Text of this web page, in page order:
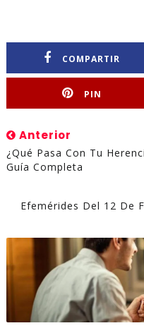
COMPARTIR
PIN
Anterior
¿Qué Pasa Con Tu
Guía Completa
Efemérides Del 12 De